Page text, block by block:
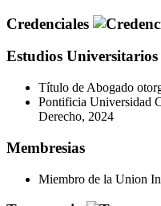
Credenciales
Estudios Universitarios
Título de Abogado
Pontificia Universidad
Derecho, 2024
Membresias
Miembro de la Union